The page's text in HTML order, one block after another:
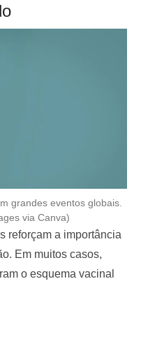
grandes eventos globais.
via Canva)
reforçam a importância
Em muitos casos,
o esquema vacinal